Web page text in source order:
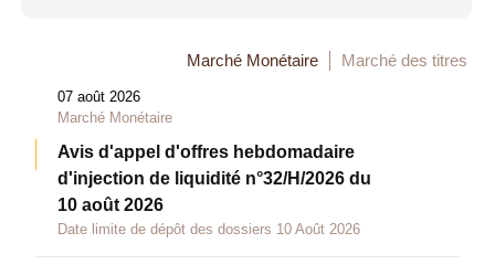
Marché Monétaire Marché des titres
07 août 2026
Marché Monétaire
Avis d'appel d'offres hebdomadaire
d'injection de liquidité n°32/H/2026 du
10 août 2026
Date limite de dépôt des dossiers 10 Août 2026